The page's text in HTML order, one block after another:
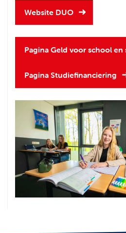
Website DUO
Pagina Geld voor school en
Pagina Studiefinanciering